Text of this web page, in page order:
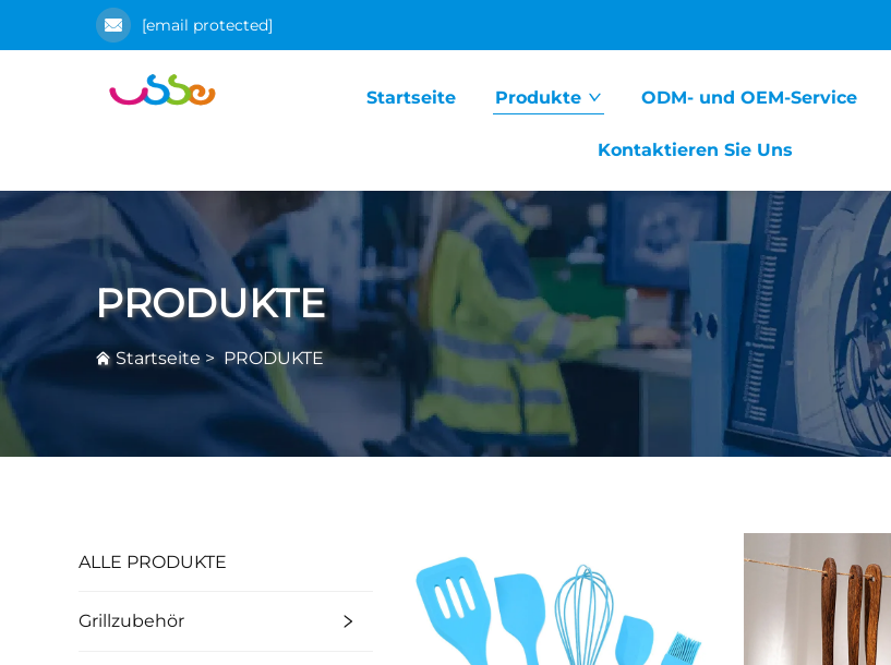
[email protected]
Startseite Produkte ODM- und OEM-Service
Kontaktieren Sie Uns
PRODUKTE
Startseite> PRODUKTE
ALLE PRODUKTE
Grillzubehör